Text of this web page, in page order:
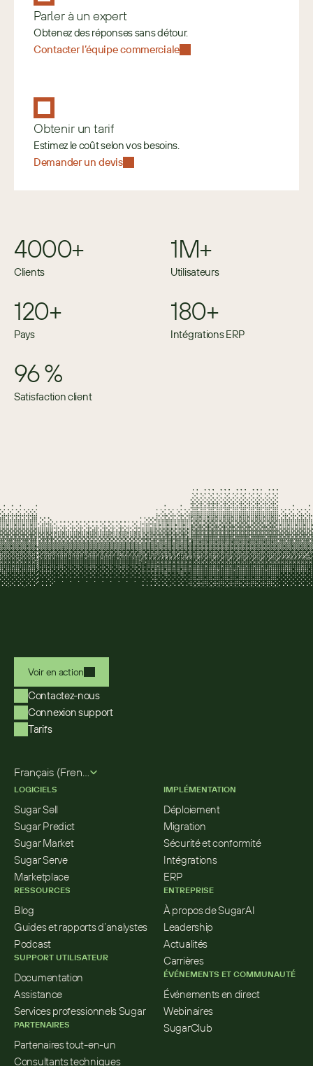
Parler à un expert
Obtenez des réponses sans détour.
Contacter l’équipe commerciale
Obtenir un tarif
Estimez le coût selon vos besoins.
Demander un devis
4000+
Clients
1M+
Utilisateurs
120+
Pays
180+
Intégrations ERP
96 %
Satisfaction client
Voir en action
Contactez-nous
Connexion support
Tarifs
Français (French)
LOGICIELS
Sugar Sell
Sugar Predict
Sugar Market
Sugar Serve
Marketplace
RESSOURCES
Blog
Guides et rapports d’analystes
Podcast
SUPPORT UTILISATEUR
Documentation
Assistance
Services professionnels Sugar
PARTENAIRES
Partenaires tout-en-un
Consultants techniques
IMPLÉMENTATION
Déploiement
Migration
Sécurité et conformité
Intégrations
ERP
ENTREPRISE
À propos de SugarAI
Leadership
Actualités
Carrières
ÉVÉNEMENTS ET COMMUNAUTÉ
Événements en direct
Webinaires
SugarClub